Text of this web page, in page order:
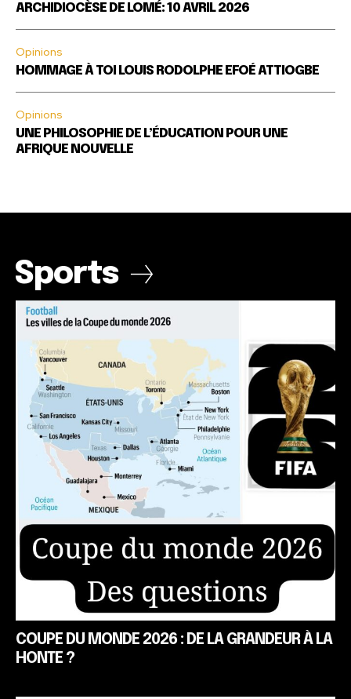
ARCHIDIOCÈSE DE LOMÉ: 10 AVRIL 2026
Opinions
HOMMAGE À TOI LOUIS RODOLPHE EFOÉ ATTIOGBE
Opinions
UNE PHILOSOPHIE DE L’ÉDUCATION POUR UNE
AFRIQUE NOUVELLE
Sports
COUPE DU MONDE 2026 : DE LA GRANDEUR À LA
HONTE ?